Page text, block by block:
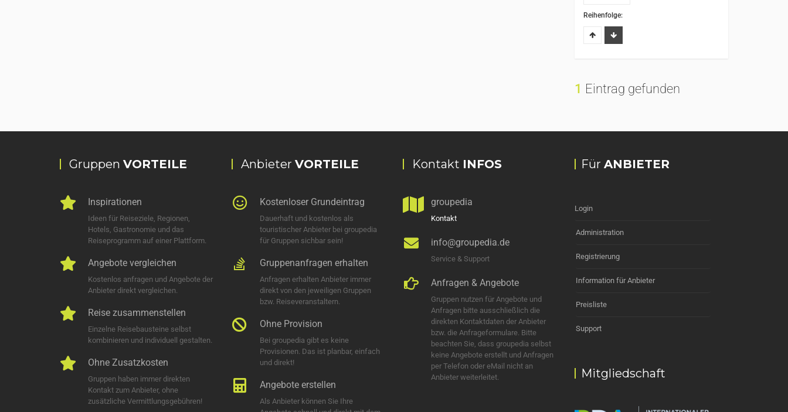
Reihenfolge:
1 Eintrag gefunden
Gruppen VORTEILE
Inspirationen
Ideen für Reiseziele, Regionen,
Hotels, Gastronomie und das
Reiseprogramm auf einer Plattform.
Angebote vergleichen
Kostenlos anfragen und Angebote der
Anbieter direkt vergleichen.
Reise zusammenstellen
Einzelne Reisebausteine selbst
kombinieren und individuell gestalten.
Ohne Zusatzkosten
Gruppen haben immer direkten
Kontakt zum Anbieter, ohne
zusätzliche Vermittlungsgebühren!
Anbieter VORTEILE
Kostenloser Grundeintrag
Dauerhaft und kostenlos als
touristischer Anbieter bei groupedia
für Gruppen sichbar sein!
Gruppenanfragen erhalten
Anfragen erhalten Anbieter immer
direkt von den jeweiligen Gruppen
bzw. Reiseveranstaltern.
Ohne Provision
Bei groupedia gibt es keine
Provisionen. Das ist planbar, einfach
und direkt!
Angebote erstellen
Als Anbieter können Sie Ihre
Kontakt INFOS
groupedia
Kontakt
info@groupedia.de
Service & Support
Anfragen & Angebote
Gruppen nutzen für Angebote und
Anfragen bitte ausschließlich die
direkten Kontaktdaten der Anbieter
bzw. die Anfrageformulare. Bitte
beachten Sie, dass groupedia selbst
keine Angebote erstellt und Anfragen
per Telefon oder eMail nicht an
Anbieter weiterleitet.
Für ANBIETER
Login
Administration
Registrierung
Information für Anbieter
Preisliste
Support
Mitgliedschaft